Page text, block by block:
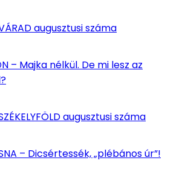
augusztusi száma
– Majka nélkül. De mi lesz az
augusztusi száma
– Dicsértessék, „plébános úr”!